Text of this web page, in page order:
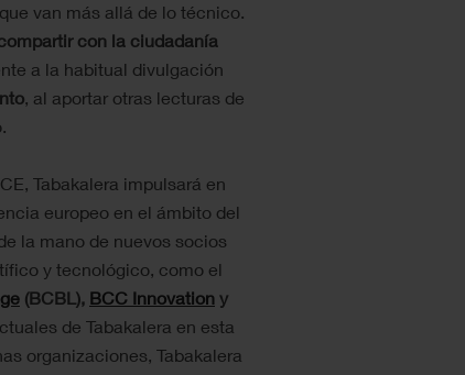
van más allá de lo técnico.
con la ciudadanía
a la habitual divulgación
, al aportar otras lecturas de
Tabakalera impulsará en
europeo en el ámbito del
la mano de nuevos socios
y tecnológico, como el
(BCBL), BCC Innovation y
de Tabakalera en esta
organizaciones, Tabakalera